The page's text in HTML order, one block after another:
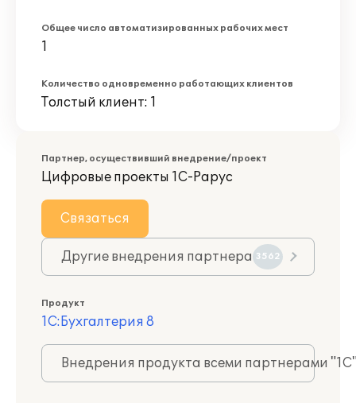
Общее число автоматизированных рабочих мест
1
Количество одновременно работающих клиентов
Толстый клиент: 1
Партнер, осуществивший внедрение/проект
Цифровые проекты 1С-Рарус
Связаться
Другие внедрения партнера 3562
Продукт
1С:Бухгалтерия 8
Внедрения продукта всеми партнерами